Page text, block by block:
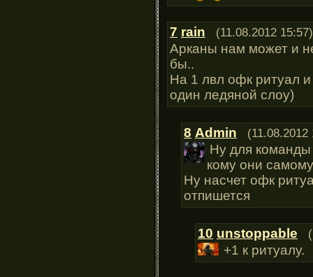
7 rain (11.08.2012 15:57)
Арканы нам может и
бы..
На 1 лвл офк ритуал
один ледяной слоу)
8 Admin (11.08.2012
Ну для команды
кому они
Ну насчет офк
отпишется
10 unstoppable
+1 к ритуалу.